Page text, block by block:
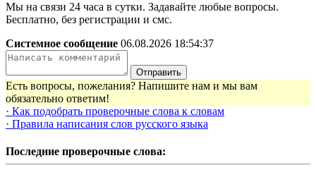
Мы на связи 24 часа в сутки. Задавайте любые вопросы.
Бесплатно, без регистрации и смс.
Системное сообщение 06.08.2026 18:54:37
Отправить
Есть вопросы, пожелания? Напишите нам и мы вам
обязательно ответим!
· Как подобрать проверочные слова к словам
· Правила написания слов русского языка
Последние проверочные слова: